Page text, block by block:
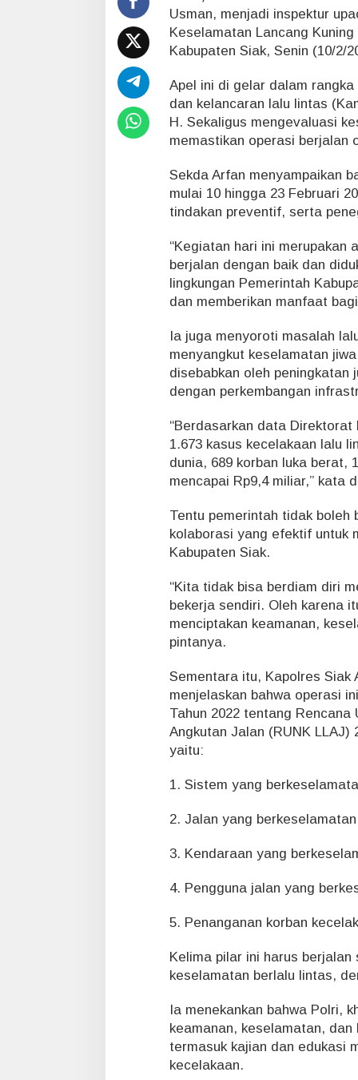
2
0
2
5
S
k
d
a
i
a
k
J
d
i
I
s
e
k
t
r
p
e
l
Usman, menjadi inspektur
Keselamatan Lancang
Kabupaten Siak, Senin (10/2/
Apel ini di gelar dalam
dan kelancaran lalu lintas
H. Sekaligus mengevaluasi
memastikan operasi berjalan
Sekda Arfan menyampaikan
mulai 10 hingga 23 Februari
tindakan preventif, serta
“Kegiatan hari ini merupakan
berjalan dengan baik dan
lingkungan Pemerintah
dan memberikan manfaat
Ia juga menyoroti masalah
menyangkut keselamatan
disebabkan oleh peningkatan
dengan perkembangan
“Berdasarkan data
1.673 kasus kecelakaan lalu
dunia, 689 korban luka berat,
mencapai Rp9,4 miliar,” kata
Tentu pemerintah tidak boleh
kolaborasi yang efektif untuk
Kabupaten Siak.
“Kita tidak bisa berdiam diri
bekerja sendiri. Oleh karena
menciptakan keamanan,
pintanya.
Sementara itu, Kapolres Siak
menjelaskan bahwa operasi
Tahun 2022 tentang
Angkutan Jalan (RUNK LLAJ)
yaitu:
1. Sistem yang
2. Jalan yang berkeselamatan
3. Kendaraan yang
4. Pengguna jalan yang
5. Penanganan korban
Kelima pilar ini harus berjalan
keselamatan berlalu lintas,
Ia menekankan bahwa Polri,
keamanan, keselamatan,
termasuk kajian dan edukasi
kecelakaan.